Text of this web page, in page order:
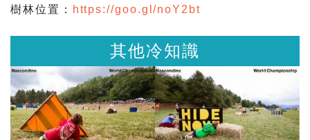
樹林位置： https://goo.gl/noY2bt
其他冷知識